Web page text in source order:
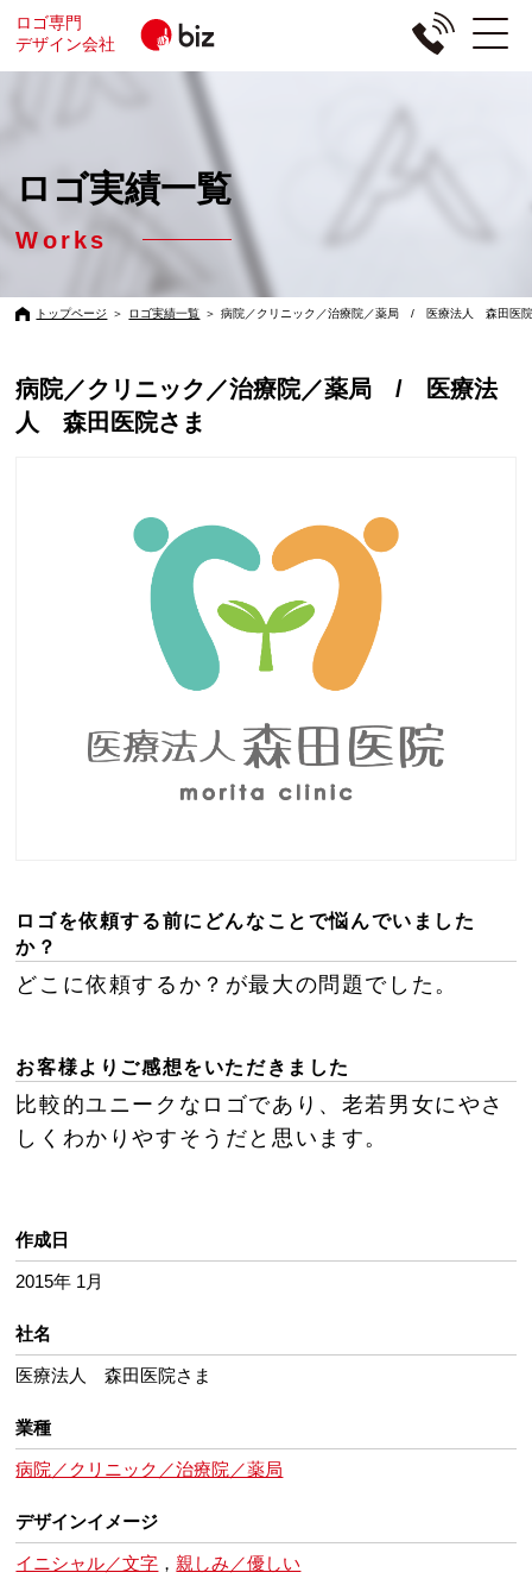
ロゴ専門
デザイン会社
ロゴ実績一覧
Works
トップページ ＞ ロゴ実績一覧 ＞ 病院／クリニック／治療院／薬局 / 医療法人 森田医
病院／クリニック／治療院／薬局 / 医療法
人 森田医院さま
ロゴを依頼する前にどんなことで悩んでいました
か？
どこに依頼するか？が最大の問題でした。
お客様よりご感想をいただきました
比較的ユニークなロゴであり、老若男女にやさ
しくわかりやすそうだと思います。
作成日
2015年 1月
社名
医療法人 森田医院さま
業種
病院／クリニック／治療院／薬局
デザインイメージ
イニシャル／文字 ，親しみ／優しい